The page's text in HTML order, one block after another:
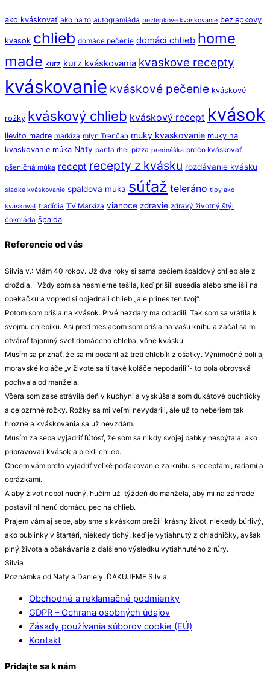
ako kváskovať ako na to autogramiáda bezlepkove kvaskovanie bezlepkovy
kvasok chlieb domáce pečenie domáci chlieb home
made kurz kurz kváskovania kvaskove recepty
kváskovanie kváskové pečenie kváskové
rožky kváskový chlieb kváskový recept kvások
lievito madre markíza mlyn Trenčan muky kvaskovanie muky na
kvaskovanie múka Naty panta rhei pizza prednáška prečo kváskovať
pšeničná múka recept recepty z kvásku rozdávanie kvásku
sladké kváskovanie spaldova muka súťaž teleráno tipy ako
kváskovať tradícia TV Markíza vianoce zdravie zdravý životný štýl
čokoláda špalda
Referencie od vás
Silvia v.: Mám 40 rokov. Už dva roky si sama pečiem špaldový chlieb ale z
droždia. Vždy som sa nesmierne tešila, keď prišili susedia alebo sme išli na
opekačku a vopred si objednali chlieb „ale prines ten tvoj“.
Potom som prišla na kvások. Prvé nezdary ma odradili. Tak som sa vrátila k
svojmu chlebíku. Asi pred mesiacom som prišla na vašu knihu a začal sa mi
otvárať tajomný svet domáceho chleba, vône kvásku.
Musím sa priznať, že sa mi podaril až tretí chlebík z ošatky. Výnimočné boli aj
moravské koláče „v živote sa ti také koláče nepodarili“- to bola obrovská
pochvala od manžela.
Včera som zase strávila deň v kuchyni a vyskúšala som dukátové buchtičky
a celozrnné rožky. Rožky sa mi veľmi nevydarili, ale už to neberiem tak
hrozne a kváskovania sa už nevzdám.
Musím za seba vyjadriť ľútosť, že som sa nikdy svojej babky nespýtala, ako
pripravovali kvások a piekli chlieb.
Chcem vám preto vyjadriť veľké poďakovanie za knihu s receptami, radami a
obrázkami.
A aby život nebol nudný, hučím už týždeň do manžela, aby mi na záhrade
postavil hlinenú domácu pec na chlieb.
Prajem vám aj sebe, aby sme s kváskom prežili krásny život, niekedy búrlivý,
ako bublinky v štartéri, niekedy tichý, keď je vytiahnutý z chladničky, avšak
plný života a očakávania z ďalšieho výsledku vytiahnutého z rúry.
Silvia
Poznámka od Naty a Daniely: ĎAKUJEME Silvia.
Obchodné a reklamačné podmienky
GDPR – Ochrana osobných údajov
Zásady používania súborov cookie (EÚ)
Kontakt
Pridajte sa k nám